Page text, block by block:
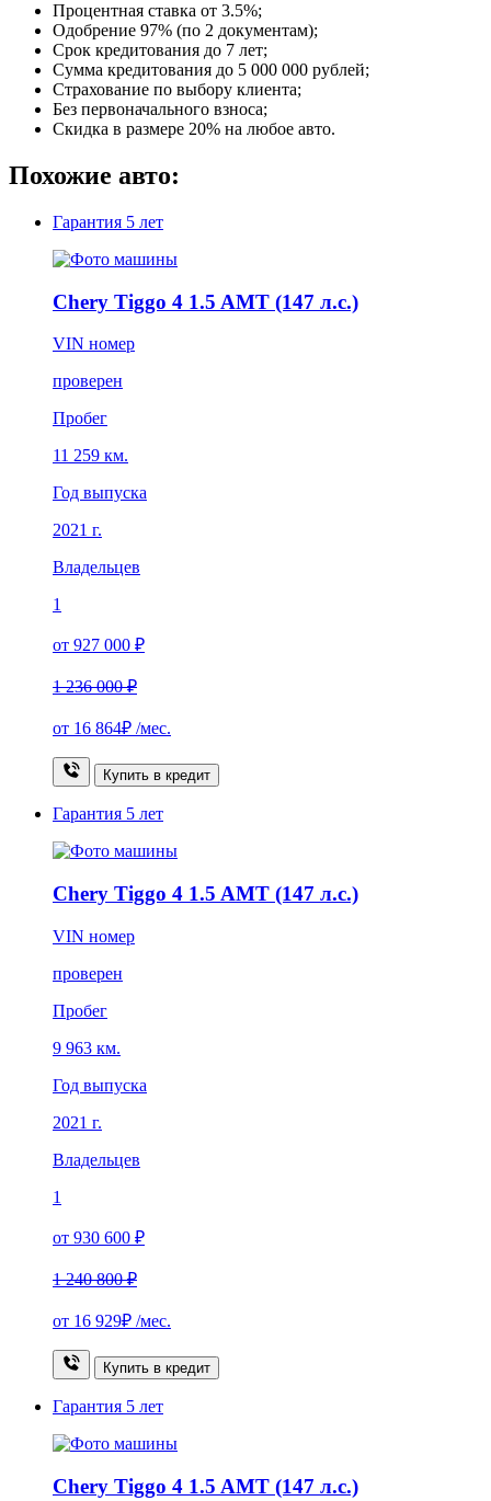
Процентная ставка от 3.5%;
Одобрение 97% (по 2 документам);
Срок кредитования до 7 лет;
Сумма кредитования до 5 000 000 рублей;
Страхование по выбору клиента;
Без первоначального взноса;
Скидка в размере 20% на любое авто.
Похожие авто:
Гарантия 5 лет
Chery Tiggo 4 1.5 AMT (147 л.с.)
VIN номер
проверен
Пробег
11 259 км.
Год выпуска
2021 г.
Владельцев
1
от 927 000 ₽
1 236 000 ₽
от 16 864₽ /мес.
Купить в кредит
Гарантия 5 лет
Chery Tiggo 4 1.5 AMT (147 л.с.)
VIN номер
проверен
Пробег
9 963 км.
Год выпуска
2021 г.
Владельцев
1
от 930 600 ₽
1 240 800 ₽
от 16 929₽ /мес.
Купить в кредит
Гарантия 5 лет
Chery Tiggo 4 1.5 AMT (147 л.с.)